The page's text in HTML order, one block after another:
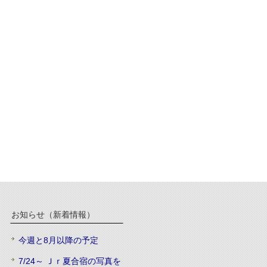
お知らせ（新着情報）
今週と8月以降の予定
7/24～ Ｊｒ夏合宿の写真を